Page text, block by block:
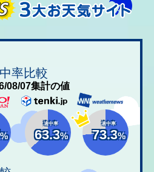
率比較
08/07集計の値
%
適中率
63.3%
適中率
73.3%